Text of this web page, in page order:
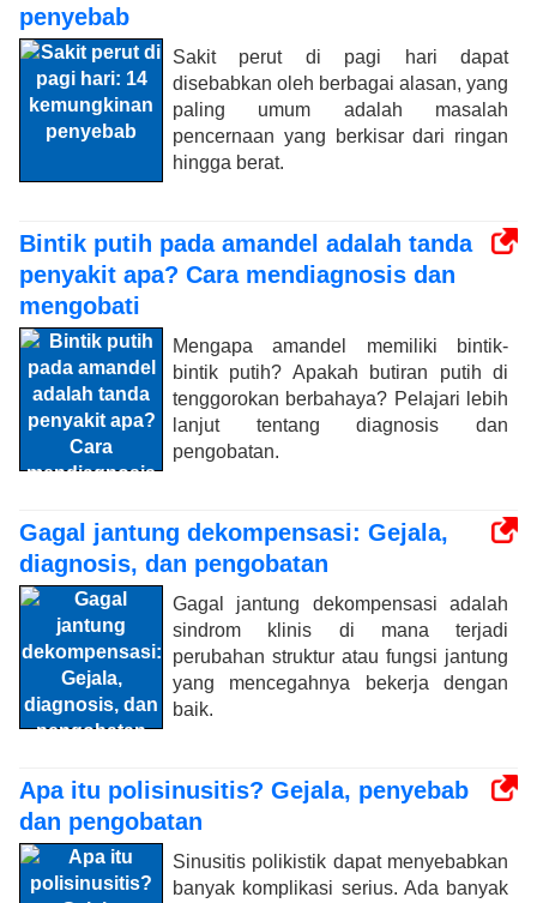
penyebab
Sakit perut di pagi hari dapat
disebabkan oleh berbagai alasan, yang
paling umum adalah masalah
pencernaan yang berkisar dari ringan
hingga berat.
Bintik putih pada amandel adalah tanda
penyakit apa? Cara mendiagnosis dan
mengobati
Mengapa amandel memiliki bintik-
bintik putih? Apakah butiran putih di
tenggorokan berbahaya? Pelajari lebih
lanjut tentang diagnosis dan
pengobatan.
Gagal jantung dekompensasi: Gejala,
diagnosis, dan pengobatan
Gagal jantung dekompensasi adalah
sindrom klinis di mana terjadi
perubahan struktur atau fungsi jantung
yang mencegahnya bekerja dengan
baik.
Apa itu polisinusitis? Gejala, penyebab
dan pengobatan
Sinusitis polikistik dapat menyebabkan
banyak komplikasi serius. Ada banyak